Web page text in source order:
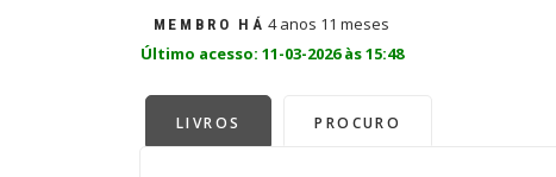
MEMBRO HÁ 4 anos 11 meses
Último acesso: 11-03-2026 às 15:48
LIVROS PROCURO